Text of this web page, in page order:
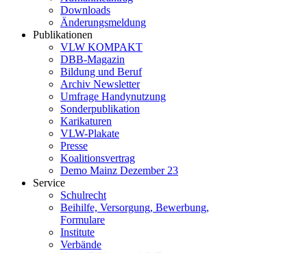
Downloads
Änderungsmeldung
Publikationen
VLW KOMPAKT
DBB-Magazin
Bildung und Beruf
Archiv Newsletter
Umfrage Handynutzung
Sonderpublikation
Karikaturen
VLW-Plakate
Presse
Koalitionsvertrag
Demo Mainz Dezember 23
Service
Schulrecht
Beihilfe, Versorgung, Bewerbung,
Formulare
Institute
Verbände